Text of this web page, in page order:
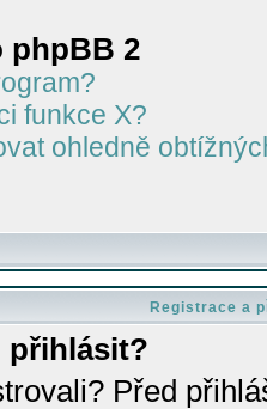
phpBB 2
funkce X?
ohledně
Registrace a
přihlásit?
Před